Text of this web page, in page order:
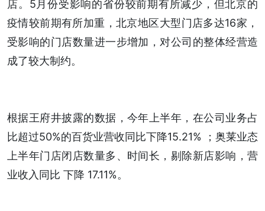
店。5月份受影响的省份较前期有所减少，但北京的
疫情较前期有所加重，北京地区大型门店多达16家，
受影响的门店数量进一步增加，对公司的整体经营造
成了较大制约。
根据王府井披露的数据，今年上半年，在公司业务占
比超过50%的百货业营收同比下降15.21% ；奥莱业态
上半年门店闭店数量多、时间长，剔除新店影响，营
业收入同比 下降 17.11%。